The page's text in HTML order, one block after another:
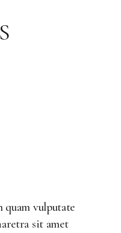
quam vulputate
sit amet